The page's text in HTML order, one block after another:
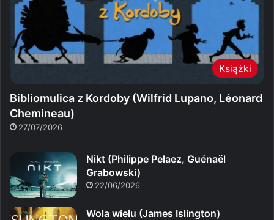
Książki
Bibliomulica z Kordoby (Wilfrid Lupano, Léonard
Chemineau)
27/07/2026
Nikt (Philippe Pelaez, Guénaël
Grabowski)
22/06/2026
Wola wielu (James Islington)